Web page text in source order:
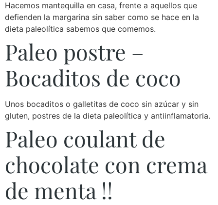
Hacemos mantequilla en casa, frente a aquellos que
defienden la margarina sin saber como se hace en la
dieta paleolítica sabemos que comemos.
Paleo postre –
Bocaditos de coco
Unos bocaditos o galletitas de coco sin azúcar y sin
gluten, postres de la dieta paleolítica y antiinflamatoria.
Paleo coulant de
chocolate con crema
de menta !!